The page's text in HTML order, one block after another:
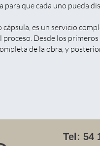
que cada uno pueda
es un servicio
Desde los
de la obra, y
Tel: 54